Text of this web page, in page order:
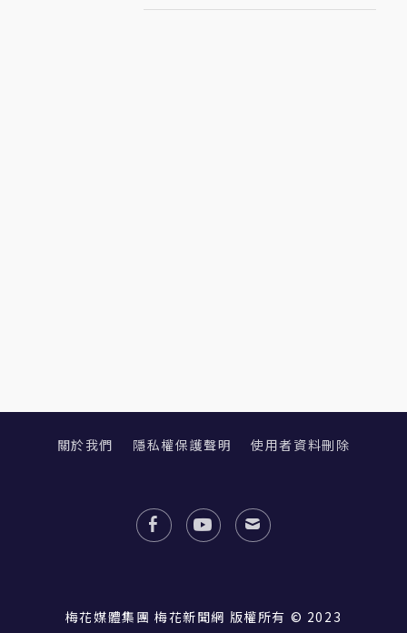
關於我們 隱私權保護聲明 使用者資料刪除
梅花媒體集團 梅花新聞網 版權所有 © 2023